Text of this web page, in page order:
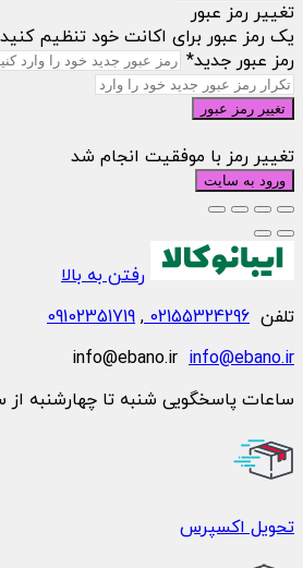
تغییر رمز عبور
یک رمز عبور برای اکانت خود تنظیم کنید
رمز عبور جدید*
تغییر رمز عبور
تغییر رمز با موفقیت انجام شد
ورود به سایت
رفتن به بالا
تلفن 02155324296
,
09102351719
info@ebano.ir info@ebano.ir
ساعات پاسخگویی شنبه تا چهارشنبه از ساعت
تحویل اکسپرس